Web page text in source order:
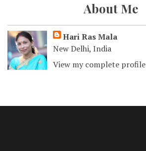
About Me
Hari Ras Mala
New Delhi, India
View my complete profile